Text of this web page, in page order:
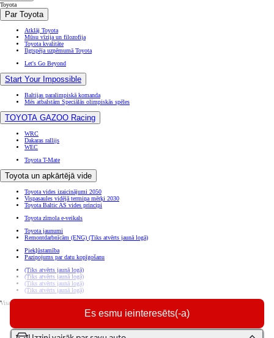
Es esmu ieinteresēts(-a)
Toyota
Par Toyota
Atklāj Toyota
Mūsu vīzija un filozofija
Toyota kvalitāte
Ilgtspēja uzņēmumā Toyota
Let's Go Beyond
Start Your Impossible
Baltijas paralimpiskā komanda
Mēs atbalstām Speciālās olimpiskās spēles
TOYOTA GAZOO Racing
WRC
Dakaras rallijs
WEC
Toyota T-Mate
Toyota un apkārtējā vide
Toyota vides izaicinājumi 2050
Vispasaules vidējā termiņa mērķi 2030
Toyota Baltic AS vides principi
Toyota zīmola e-veikals
Toyota jaunumi
Remontdarbnīcām (ENG) (Tiks atvērts jaunā logā)
Piekļūstamība
Paziņojums par datu kopīgošanu
(Tiks atvērts jaunā logā)
(Tiks atvērts jaunā logā)
(Tiks atvērts jaunā logā)
(Tiks atvērts jaunā logā)
Visas tiesības aizsargātas. © Toyota 2026
Privātuma politika